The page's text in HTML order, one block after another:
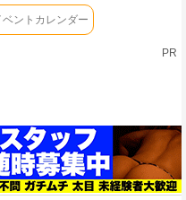
ベントカレンダー
PR